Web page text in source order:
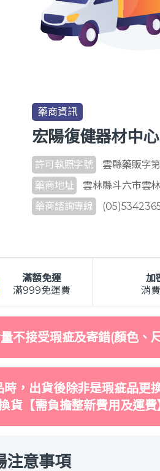
藥商資訊
宏陽復健器材中心
許可執照字號
雲縣藥販字
藥商地址
雲林縣斗六市雲
藥商諮詢專線
滿額免運
滿999免運費
加
消
不接受瑕疵及寄錯(顏色、
，出貨後除非是瑕疵品更
貨【需負擔整新費用及運
注意事項